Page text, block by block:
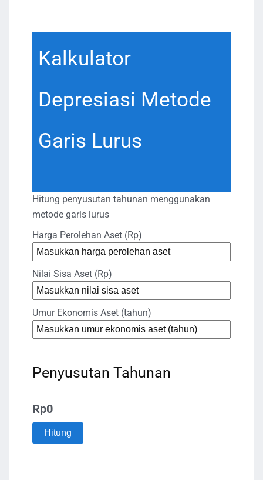
Kalkulator
Depresiasi Metode
Garis Lurus
Hitung penyusutan tahunan menggunakan
metode garis lurus
Harga Perolehan Aset (Rp)
Nilai Sisa Aset (Rp)
Umur Ekonomis Aset (tahun)
Penyusutan Tahunan
Rp0
Hitung